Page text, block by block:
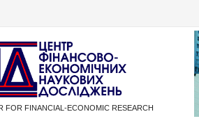
FOR FINANCIAL-ECONOMIC RESEARCH